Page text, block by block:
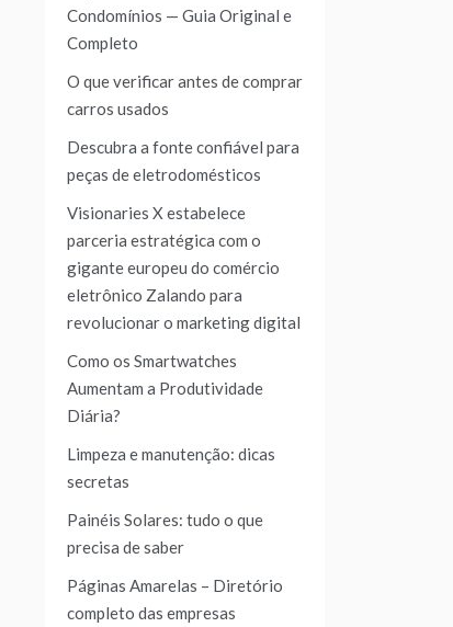
Condomínios — Guia Original e
Completo
O que verificar antes de comprar
carros usados
Descubra a fonte confiável para
peças de eletrodomésticos
Visionaries X estabelece
parceria estratégica com o
gigante europeu do comércio
eletrônico Zalando para
revolucionar o marketing digital
Como os Smartwatches
Aumentam a Produtividade
Diária?
Limpeza e manutenção: dicas
secretas
Painéis Solares: tudo o que
precisa de saber
Páginas Amarelas – Diretório
completo das empresas